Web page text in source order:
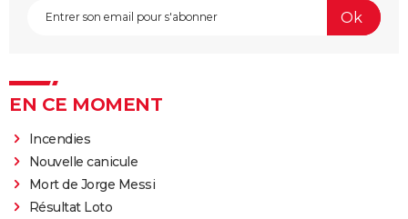
EN CE MOMENT
Incendies
Nouvelle canicule
Mort de Jorge Messi
Résultat Loto